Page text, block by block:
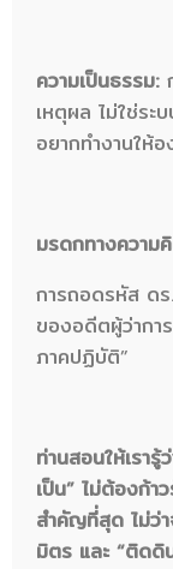
ความเป็นธรรม:
เหตุผล ไม่ใช่ระ
อยากทำงานให้
มรดกทางความ
การถอดรหัส ดร
ของอดีตผู้ว่ากา
ภาคปฏิบัติ”
ท่านสอนให้เรา
เป็น” ไม่ต้องก้า
สำคัญที่สุด ไม่ว่
มิตร และ “ติดดิ